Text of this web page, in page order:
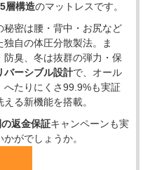
層構造のマットレスです。
秘密は腰・背中・お尻など
自の体圧分散製法。ま
防臭、冬は抜群の弾力・保
バーシブル設計で、オール
へたりにくさ99.9%も実証
る新機能を搭載。
返金保証キャンペーンも実
がでしょうか。